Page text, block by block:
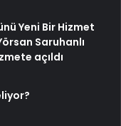
Yeni Bir Hizmet
Saruhanlı
açıldı